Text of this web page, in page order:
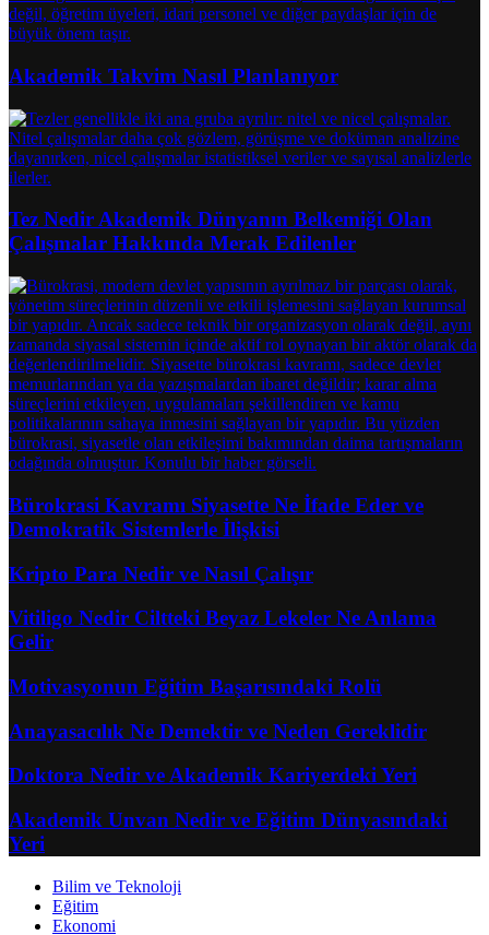
Akademik Takvim Nasıl Planlanıyor
Tez Nedir Akademik Dünyanın Belkemiği Olan
Çalışmalar Hakkında Merak Edilenler
Bürokrasi Kavramı Siyasette Ne İfade Eder ve
Demokratik Sistemlerle İlişkisi
Kripto Para Nedir ve Nasıl Çalışır
Vitiligo Nedir Ciltteki Beyaz Lekeler Ne Anlama
Gelir
Motivasyonun Eğitim Başarısındaki Rolü
Anayasacılık Ne Demektir ve Neden Gereklidir
Doktora Nedir ve Akademik Kariyerdeki Yeri
Akademik Unvan Nedir ve Eğitim Dünyasındaki
Yeri
Bilim ve Teknoloji
Eğitim
Ekonomi